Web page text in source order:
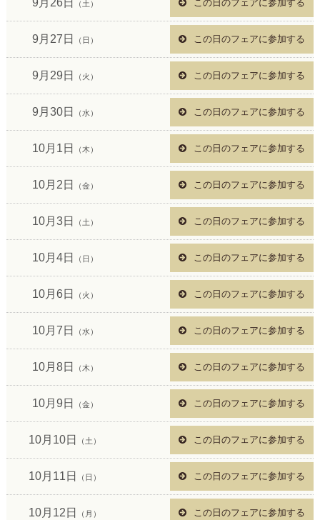
9月26日 （土） この日のフェアに参加する
9月27日 （日） この日のフェアに参加する
9月29日 （火） この日のフェアに参加する
9月30日 （水） この日のフェアに参加する
10月1日 （木） この日のフェアに参加する
10月2日 （金） この日のフェアに参加する
10月3日 （土） この日のフェアに参加する
10月4日 （日） この日のフェアに参加する
10月6日 （火） この日のフェアに参加する
10月7日 （水） この日のフェアに参加する
10月8日 （木） この日のフェアに参加する
10月9日 （金） この日のフェアに参加する
10月10日 （土） この日のフェアに参加する
10月11日 （日） この日のフェアに参加する
10月12日 （月） この日のフェアに参加する